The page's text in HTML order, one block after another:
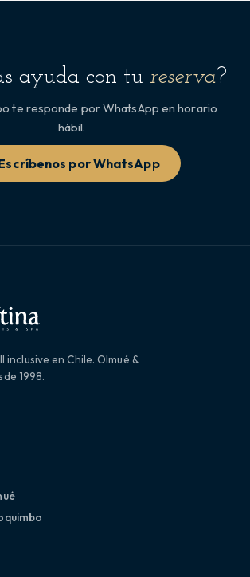
ayuda con tu reserva?
te responde por WhatsApp en horario
hábil.
por WhatsApp
inclusive en Chile. Olmué &
1998.